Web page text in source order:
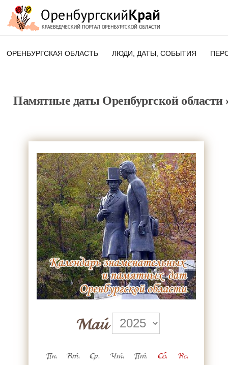
ОРЕНБУРГСКАЯ ОБЛАСТЬ ЛЮДИ, ДАТЫ, CОБЫТИЯ
ПАМЯТНЫЕ ДАТЫ
Памятные даты Оренбургской области
Май
Пн. Вт. Ср. Чт. Пт. Сб. Вс.